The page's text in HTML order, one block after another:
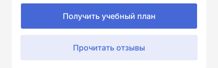
Получить учебный план
Прочитать отзывы